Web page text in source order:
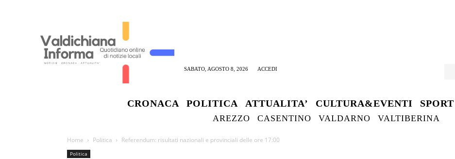
SABATO, AGOSTO 8, 2026 ACCEDI
CRONACA POLITICA ATTUALITA’ CULTURA&EVENTI SPORT
AREZZO CASENTINO VALDARNO VALTIBERINA
Home Politica Referendum: risultati nazionali e provinciali delle ore 17:00
Politica